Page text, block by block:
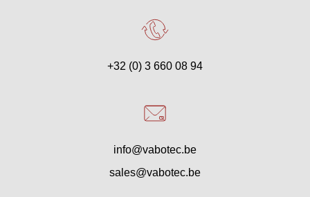
+32 (0) 3 660 08 94
info@vabotec.be
sales@vabotec.be